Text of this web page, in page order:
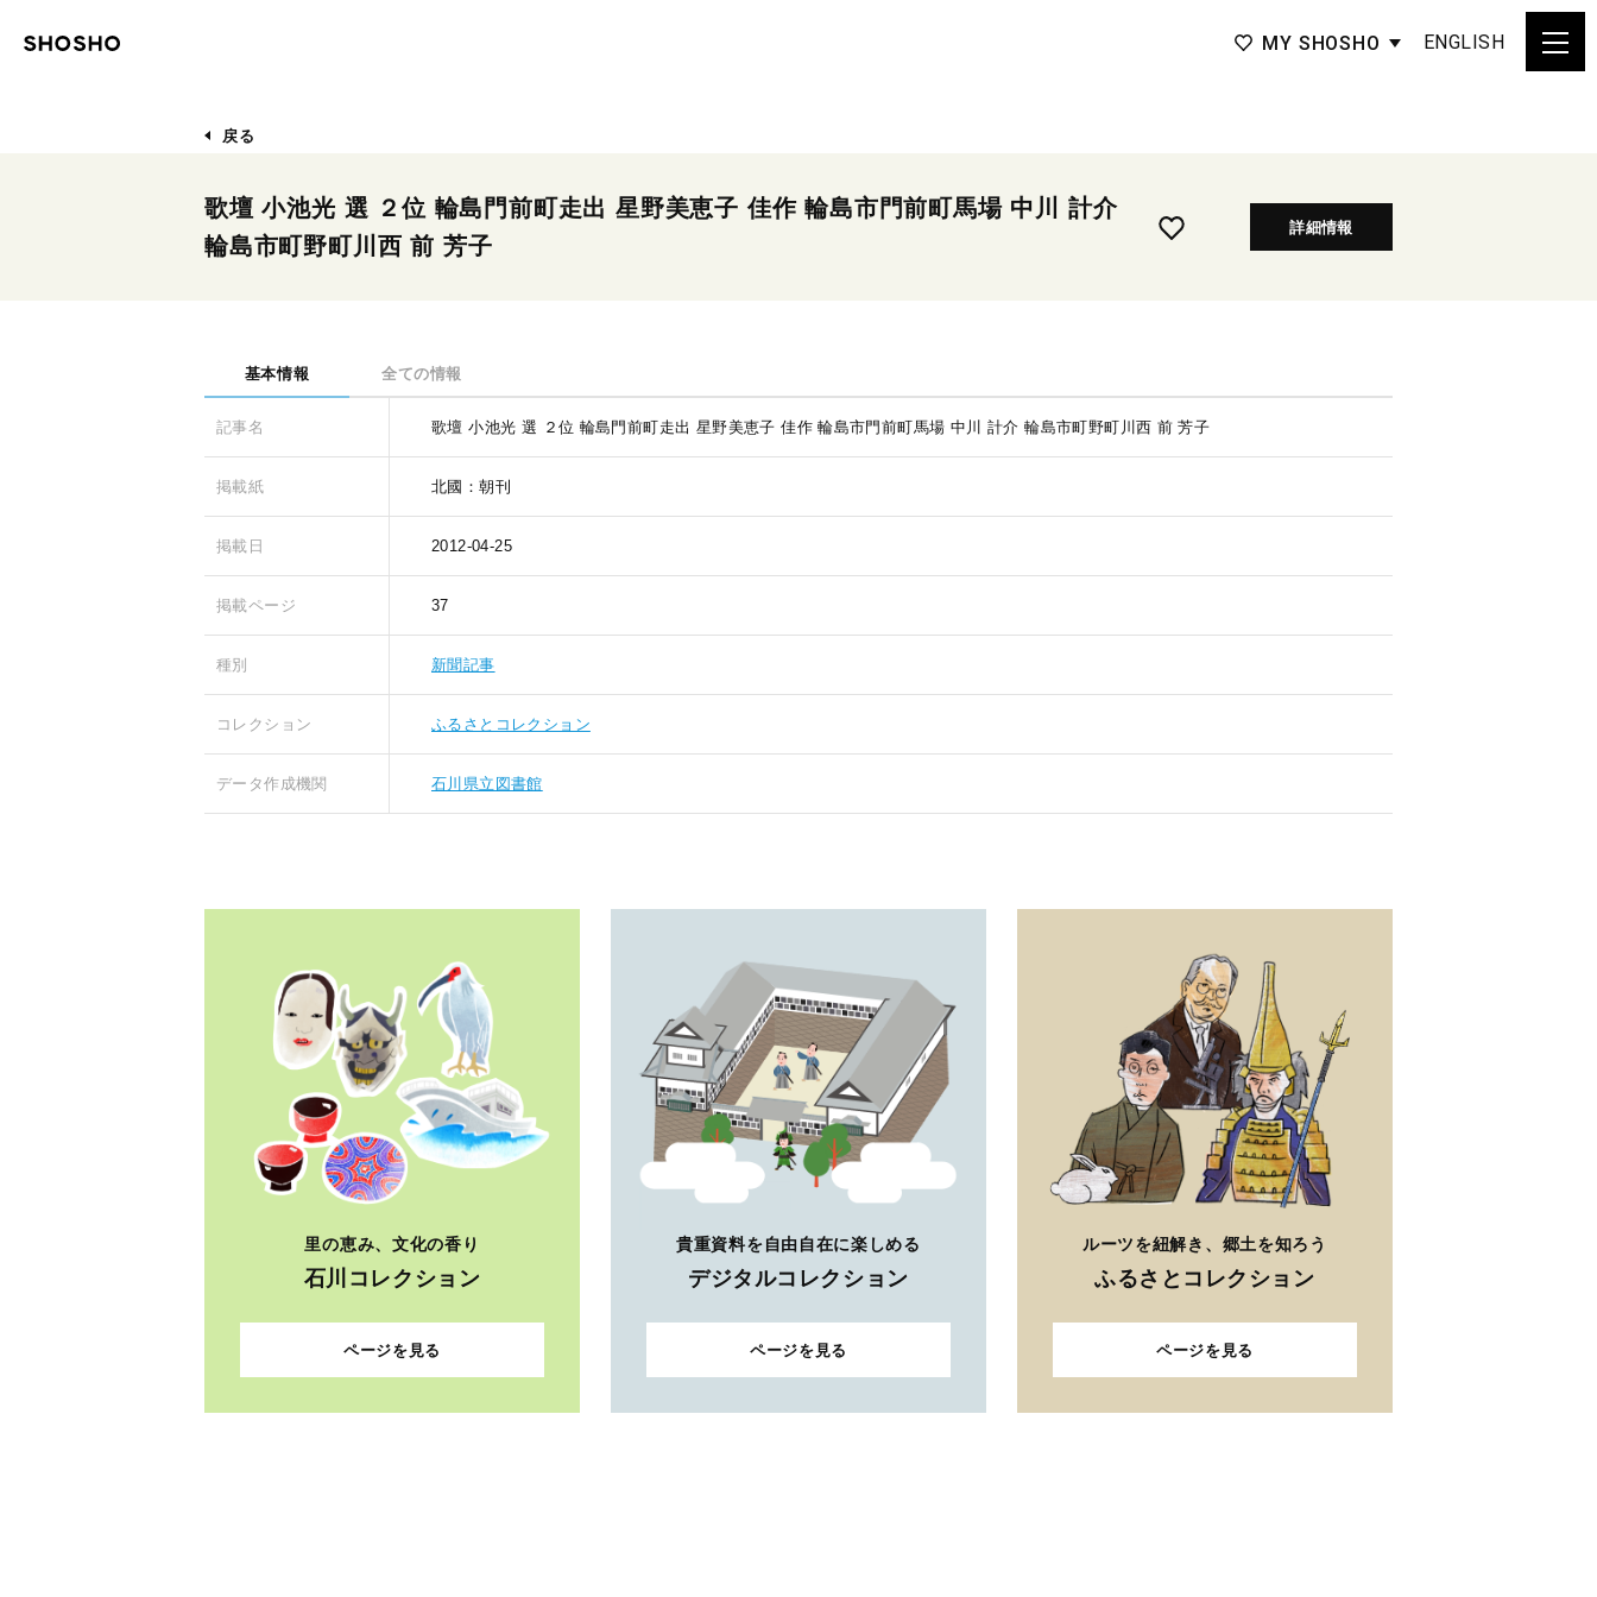
MY SHOSHO ENGLISH
戻る
歌壇 小池光 選 ２位 輪島門前町走出 星野美恵子 佳作 輪島市門前町馬場 中川 計介
輪島市町野町川西 前 芳子
詳細情報
基本情報 全ての情報
記事名 歌壇 小池光 選 ２位 輪島門前町走出 星野美恵子 佳作 輪島市門前町馬場 中川 計介 輪島市町野町川西 前 芳子
掲載紙 北國：朝刊
掲載日 2012-04-25
掲載ページ 37
種別 新聞記事
コレクション ふるさとコレクション
データ作成機関 石川県立図書館
里の恵み、文化の香り
石川コレクション
ページを見る
貴重資料を自由自在に楽しめる
デジタルコレクション
ページを見る
ルーツを紐解き、郷土を知ろう
ふるさとコレクション
ページを見る